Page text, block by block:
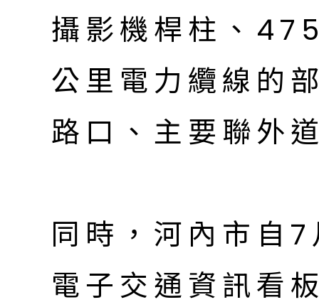
攝影機桿柱、
公里電力纜線的
路口、主要聯外
同時，河內市自
電子交通資訊看